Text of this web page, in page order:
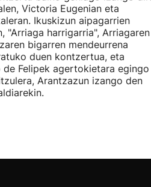
Victoria Eugenian eta
Ikuskizun aipagarrien
"Arriaga harrigarria", Arriagaren
bigarren mendeurrena
duen kontzertua, eta
de Felipek agertokietara egingo
Arantzazun izango den